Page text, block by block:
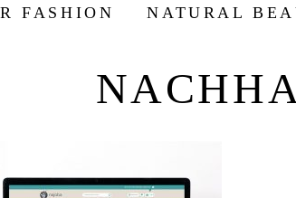
FASHION NATURAL